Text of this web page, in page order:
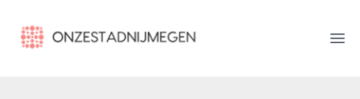
onzestadnijmegen.nl